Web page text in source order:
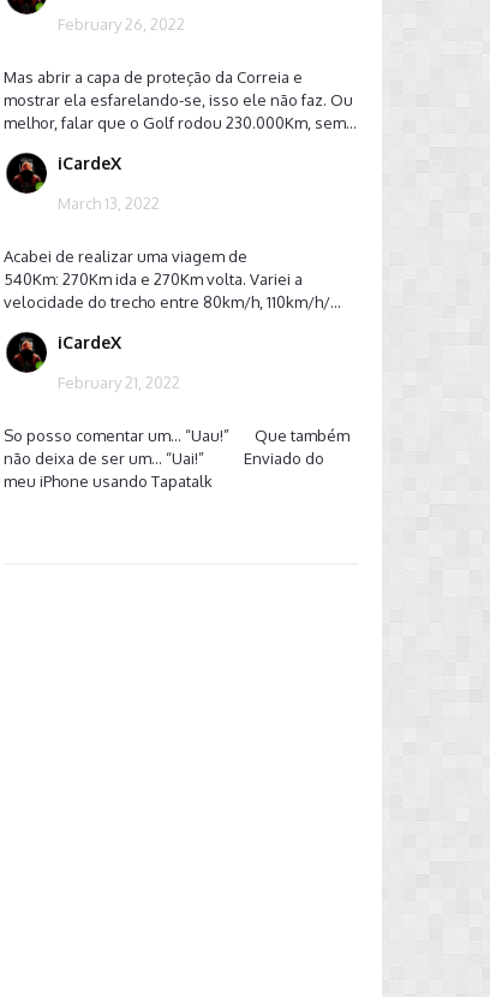
February 26, 2022
Mas abrir a capa de proteção da Correia e
mostrar ela esfarelando-se, isso ele não faz. Ou
melhor, falar que o Golf rodou 230.000Km, sem...
iCardeX
March 13, 2022
Acabei de realizar uma viagem de
540Km: 270Km ida e 270Km volta. Variei a
velocidade do trecho entre 80km/h, 110km/h/...
iCardeX
February 21, 2022
So posso comentar um… “Uau!” Que também
não deixa de ser um… “Uai!” Enviado do
meu iPhone usando Tapatalk